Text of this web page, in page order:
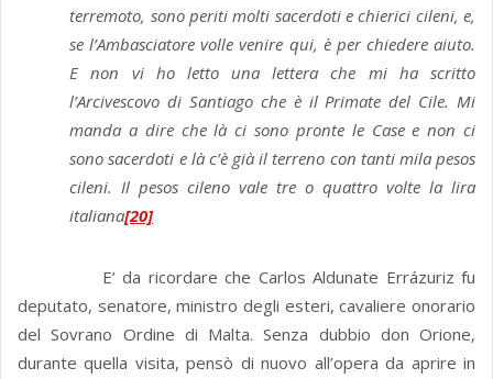
terremoto, sono periti molti sacerdoti e chierici cileni, e,
se l’Ambasciatore volle venire qui, è per chiedere aiuto.
E non vi ho letto una lettera che mi ha scritto
l’Arcivescovo di Santiago che è il Primate del Cile. Mi
manda a dire che là ci sono pronte le Case e non ci
sono sacerdoti e là c’è già il terreno con tanti mila pesos
cileni. Il pesos cileno vale tre o quattro volte la lira
italiana[20]
E’ da ricordare che Carlos Aldunate Errázuriz fu
deputato, senatore, ministro degli esteri, cavaliere onorario
del Sovrano Ordine di Malta. Senza dubbio don Orione,
durante quella visita, pensò di nuovo all’opera da aprire in